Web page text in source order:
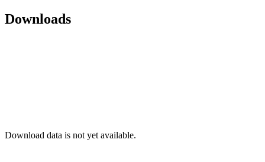
Downloads
Download data is not yet available.